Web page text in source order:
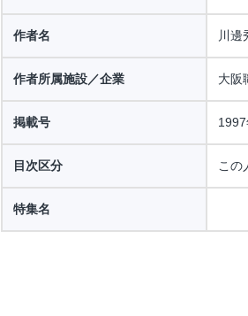
作者名 川邊
作者所属施設／企業 大阪
掲載号
目次区分 この
特集名